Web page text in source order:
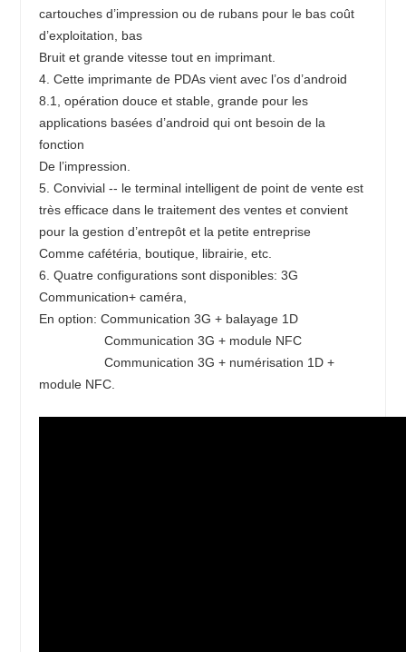
cartouches d’impression ou de rubans pour le bas coût
d’exploitation, bas
Bruit et grande vitesse tout en imprimant.
4. Cette imprimante de PDAs vient avec l’os d’android
8.1, opération douce et stable, grande pour les
applications basées d’android qui ont besoin de la
fonction
De l’impression.
5. Convivial -- le terminal intelligent de point de vente est
très efficace dans le traitement des ventes et convient
pour la gestion d’entrepôt et la petite entreprise
Comme cafétéria, boutique, librairie, etc.
6. Quatre configurations sont disponibles: 3G
Communication+ caméra,
En option: Communication 3G + balayage 1D
Communication 3G + module NFC
module NFC.